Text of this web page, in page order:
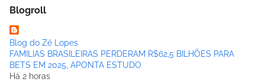
Blogroll
Blog do Zé Lopes
FAMILIAS BRASILEIRAS PERDERAM R$62,5 BILHÕES PARA
BETS EM 2025, APONTA ESTUDO
Há 2 horas